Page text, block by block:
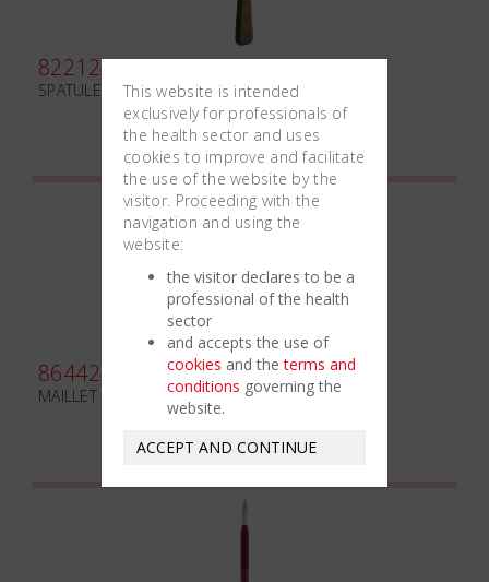
822120
SPATULE POUR ELASTOMÈRES RIGIDE
864420
MAILLET mm220 POINTE CARRÉ
This website is intended
exclusively for professionals of
the health sector and uses
cookies to improve and facilitate
the use of the website by the
visitor. Proceeding with the
navigation and using the
website:
the visitor declares to be a
professional of the health
sector
and accepts the use of
cookies and theterms and
conditions governing the
website.
ACCEPT AND CONTINUE